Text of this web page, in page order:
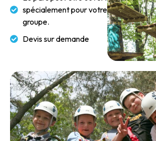
spécialement pour votre
groupe.
Devis sur demande